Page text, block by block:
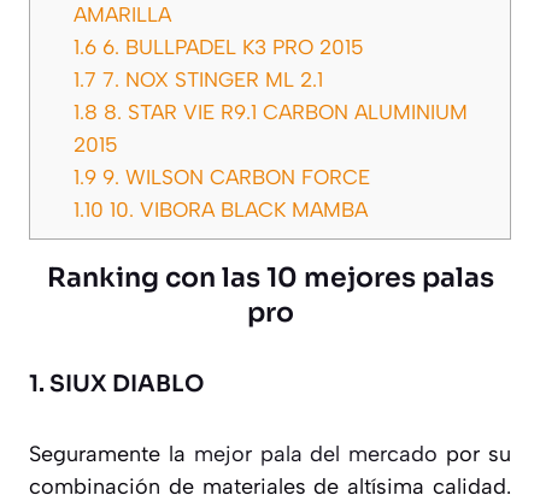
AMARILLA
1.66. BULLPADEL K3 PRO 2015
1.7 7. NOX STINGER ML 2.1
1.8 8. STAR VIE R9.1 CARBON ALUMINIUM
2015
1.99. WILSON CARBON FORCE
1.10 10. VIBORA BLACK MAMBA
Ranking con las 10 mejores palas
pro
1. SIUX DIABLO
Seguramente la mejor pala del mercado por su
combinación de materiales de altísima calidad.